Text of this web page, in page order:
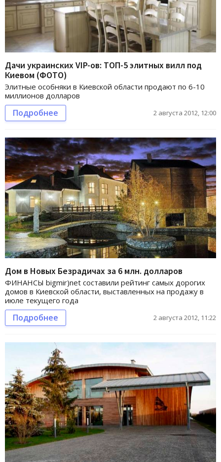
Дачи украинских VIP-ов: ТОП-5 элитных вилл под
Киевом (ФОТО)
Элитные особняки в Киевской области продают по 6-10
миллионов долларов
Подробнее 2 августа 2012, 12:00
Дом в Новых Безрадичах за 6 млн. долларов
ФИНАНСЫ bigmir)net составили рейтинг самых дорогих
домов в Киевской области, выставленных на продажу в
июле текущего года
Подробнее 2 августа 2012, 11:22